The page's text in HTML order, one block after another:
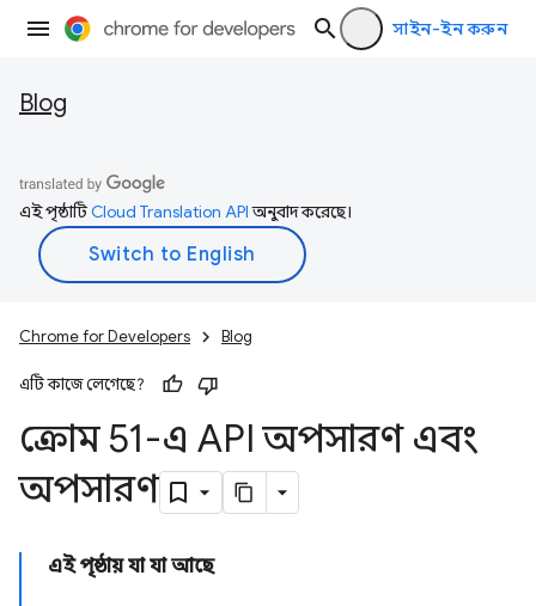
সাইন-ইন করুন
Blog
এই পৃষ্ঠাটিCloud Translation APIঅনুবাদ করেছে।
Chrome for Developers Blog
এটি কাজে লেগেছে?
ক্রোম 51-এ API অপসারণ এবং
অপসারণ
এই পৃষ্ঠায় যা যা আছে